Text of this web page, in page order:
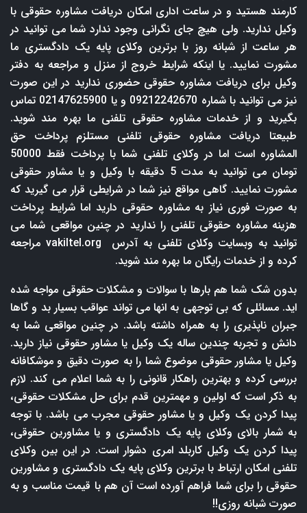
کارمند هستید و در ساعت اداری امکان دریافت مشاوره حقوقی با
وکیل ندارید. ولی هیچ جای نگرانی وجود ندارد شما می توانید در
هر ساعت از شبانه روز با برترین وکلای پایه یک دادگستری ما
مشورت نمایید. یا اینکه شرایط خروج از منزل و مراجعه به دفتر
وکیل برای دریافت مشاوره حقوقی حضوری ندارید در این صورت
نیز می توانید با شماره 09212242670 و یا 02147625900 تماس
بگیرید و از خدمات مشاوره حقوقی تلفنی ما بهره مند شوید.
طبیعتا دریافت مشاوره حقوقی تلفنی مستلزم پرداخت حق
المشاوره است اما در وکلای تلفنی شما با پرداخت فقط 50000
تومان می توانید به مدت 5 دقیقه با وکیل و یا مشاور حقوقی
مشورت نمایید. گاهی مواقع نیز شما در شرایطی قرار می گیرید که
به صورت فوری نیاز به مشاوره حقوقی دارید اما شرایط پرداخت
هزینه مشاوره حقوقی تلفنی را ندارید در چنین مواقعی شما می
توانید به وبسایت وکلای تلفنی به آدرس
vakiltel.org مراجعه
کرده و از خدمات رایگان ما بهره مند شوید.
بدون شک شما هم بارها با سوالات و مشکلات حقوقی مواجه شده
اید. مسائلی که بی توجهی به انها می تواند عواقب بسیار بد و گاها
جبران ناپذیری را به همراه داشته باشد. در چنین مواقعی شما به
دانش و تجربه چندین ساله یک وکیل یا مشاور حقوقی نیاز دارید.
وکیل یا مشاور حقوقی موضوع شما را به صورت دقیق و موشکافانه
بررسی کرده و بهترین راهکار قانونی را به شما اعلام می کند. لازم
به ذکر است که اولین و مهمترین قدم برای حل مشکلات حقوقی،
پیدا کردن یک وکیل و یا مشاور حقوقی مجرب می باشد. با توجه
به شمار بالای وکلای پایه یک دادگستری و یا مشاورین حقوقی،
پیدا کردن یک وکیل کاربلد امری دشوار است. در این بین وکلای
تلفنی امکان ارتباط با برترین وکلای پایه یک دادگستری و مشاورین
حقوقی را برای شما فراهم آورده است آن هم با قیمت مناسب و به
صورت شبانه روزی!!